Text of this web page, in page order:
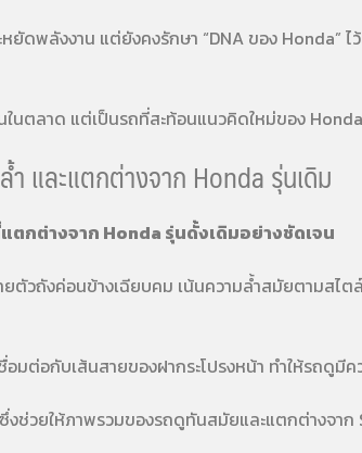
ยัดพลังงาน แต่ยังคงรักษา “DNA ของ Honda”
นตลาด แต่เป็นรถที่สะท้อนแนวคิดใหม่ของ
และแตกต่างจาก Honda รุ่นเดิม
ตกต่างจาก Honda รุ่นดั้งเดิมอย่างชัดเจน
ยตัวถังค่อนข้างเฉียบคม เน้นความล้ำสมัยตามสไ
อมต่อกับเส้นสายของฝากระโปรงหน้า ทำให้รถดูมี
ช่วยให้ภาพรวมของรถดูทันสมัยและแตกต่างจาก